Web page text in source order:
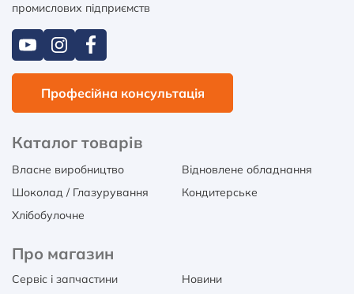
промислових підприємств
Професійна консультація
Каталог товарів
Власне виробництво
Відновлене обладнання
Шоколад / Глазурування
Кондитерське
Хлібобулочне
Про магазин
Сервіс і запчастини
Новини